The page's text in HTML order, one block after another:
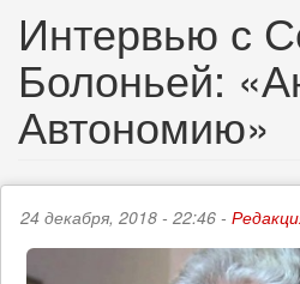
Интервью с
Болоньей:
Автономию»
24 декабря, 2018 - 22:46 -